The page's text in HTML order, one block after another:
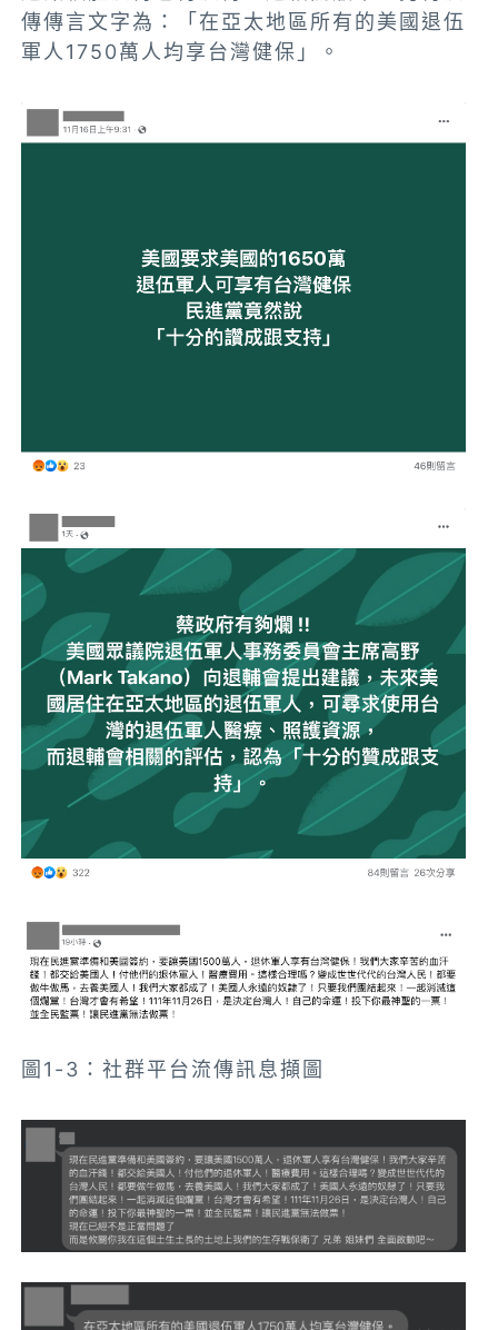
傳傳言文字為：「在亞太地區所有的美國退伍
軍人1750萬人均享台灣健保」。
圖1-3：社群平台流傳訊息擷圖